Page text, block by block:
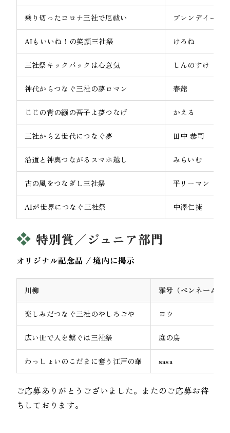
乗り切ったコロナ三社で厄祓い ブレンデイー
AIもいいね！の笑顔三社祭 けろね
三社祭キックバックは心意気 しんのすけ
神代からつなぐ三社の夢ロマン 春爺
じじの背の繦の吾子よ夢つなげ かえる
三社からＺ世代につなぐ夢 田中 恭司
沿道と神輿つながるスマホ越し みらいむ
古の風をつなぎし三社祭 平リーマン
AIが世界につなぐ三社祭 中澤仁捷
特別賞／ジュニア部門
オリジナル記念品 / 境内に掲示
川柳 雅号（ペンネーム）
楽しみだつなぐ三社のやしろごや ヨウ
広い世で人を繋ぐは三社祭 庭の鳥
わっしょいのこだまに奮う江戸の華 sasa
ご応募ありがとうございました。またのご応募お待
ちしております。